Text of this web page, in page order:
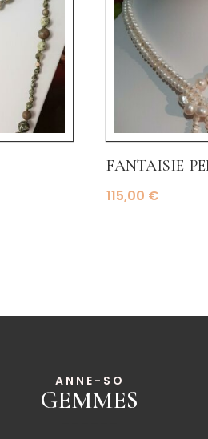
fantaisie
115,00 €
ANNE-SO
GEMMES